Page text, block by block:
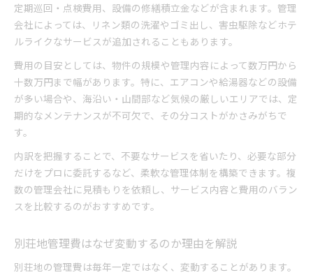
定期巡回・点検費用、設備の修繕積立金などが含まれます。管理
会社によっては、リネン類の洗濯やゴミ出し、害虫駆除などホテ
ルライクなサービスが追加されることもあります。
費用の目安としては、物件の規模や管理内容によって数万円から
十数万円まで幅があります。特に、エアコンや給湯器などの設備
が多い場合や、海沿い・山間部など気候の厳しいエリアでは、定
期的なメンテナンスが不可欠で、その分コストがかさみがちで
す。
内訳を把握することで、不要なサービスを省いたり、必要な部分
だけをプロに委託するなど、柔軟な管理体制を構築できます。複
数の管理会社に見積もりを依頼し、サービス内容と費用のバラン
スを比較するのがおすすめです。
別荘地管理費はなぜ変動するのか理由を解説
別荘地の管理費は毎年一定ではなく、変動することがあります。